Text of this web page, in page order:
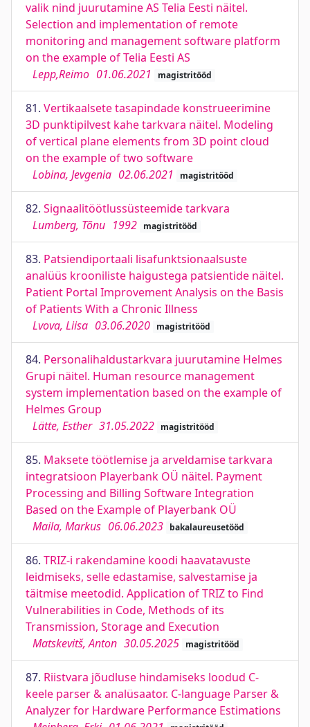
valik nind juurutamine AS Telia Eesti näitel.
Selection and implementation of remote
monitoring and management software platform
on the example of Telia Eesti AS
Lepp,Reimo 01.06.2021 magistritööd
81. Vertikaalsete tasapindade konstrueerimine
3D punktipilvest kahe tarkvara näitel. Modeling
of vertical plane elements from 3D point cloud
on the example of two software
Lobina, Jevgenia 02.06.2021 magistritööd
82. Signaalitöötlussüsteemide tarkvara
Lumberg, Tõnu 1992 magistritööd
83. Patsiendiportaali lisafunktsionaalsuste
analüüs krooniliste haigustega patsientide näitel.
Patient Portal Improvement Analysis on the Basis
of Patients With a Chronic Illness
Lvova, Liisa 03.06.2020 magistritööd
84. Personalihaldustarkvara juurutamine Helmes
Grupi näitel. Human resource management
system implementation based on the example of
Helmes Group
Lätte, Esther 31.05.2022 magistritööd
85. Maksete töötlemise ja arveldamise tarkvara
integratsioon Playerbank OÜ näitel. Payment
Processing and Billing Software Integration
Based on the Example of Playerbank OÜ
Maila, Markus 06.06.2023 bakalaureusetööd
86. TRIZ-i rakendamine koodi haavatavuste
leidmiseks, selle edastamise, salvestamise ja
täitmise meetodid. Application of TRIZ to Find
Vulnerabilities in Code, Methods of its
Transmission, Storage and Execution
Matskevitš, Anton 30.05.2025 magistritööd
87. Riistvara jõudluse hindamiseks loodud C-
keele parser & analüsaator. C-language Parser &
Analyzer for Hardware Performance Estimations